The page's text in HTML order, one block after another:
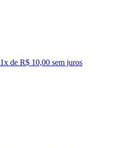
1x de R$ 10,00 sem juros